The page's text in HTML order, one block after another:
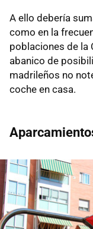
A ello debería
como en la
poblaciones de la
abanico de
madrileños no
coche en casa.